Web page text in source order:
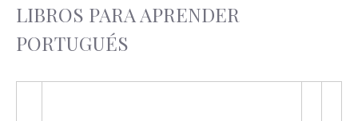
LIBROS PARA APRENDER
PORTUGUÉS